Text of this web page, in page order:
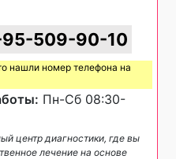
509-90-10
нашли номер телефона на
Пн-Сб 08:30-
центр диагностики, где вы
лечение на основе